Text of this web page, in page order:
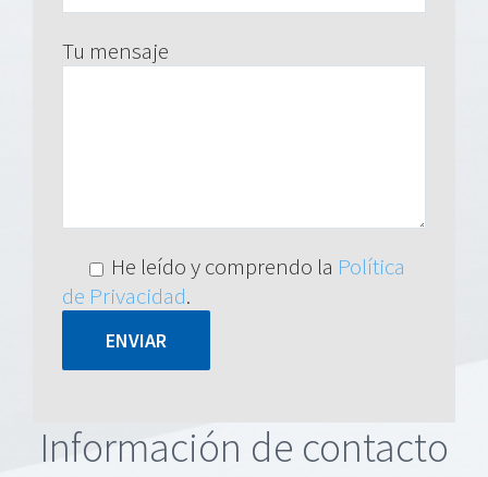
Tu mensaje
He leído y comprendo la Política
de Privacidad.
Información de contacto